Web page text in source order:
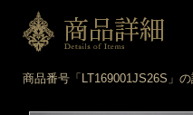
商品番号「LT169001JS26S」